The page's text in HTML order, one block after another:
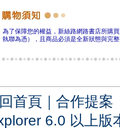
為了保障您的權益，新絲路網路書店所購
執聯為憑），且商品必須是全新狀態與完
回首頁 ｜ 合作提案
6.0 以上